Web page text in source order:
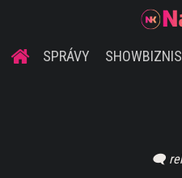
SPRÁVY SHOWBIZNIS